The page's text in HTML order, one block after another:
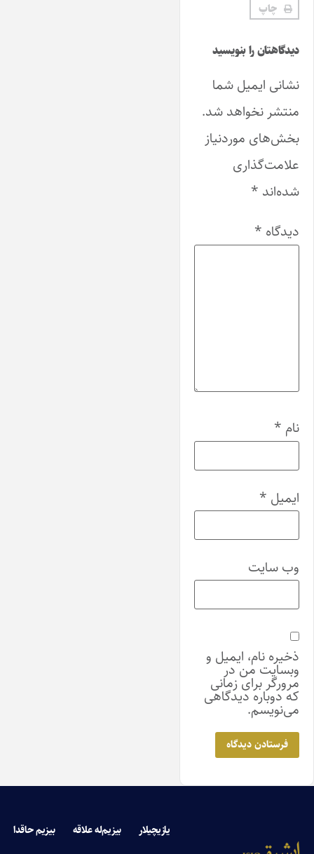
چاپ
دیدگاهتان را بنویسید
نشانی ایمیل شما
منتشر نخواهد شد.
بخش‌های موردنیاز
علامت‌گذاری
شده‌اند *
دیدگاه *
نام *
ایمیل *
وب‌ سایت
ذخیره نام، ایمیل و
وبسایت من در
مرورگر برای زمانی
که دوباره دیدگاهی
می‌نویسم.
یازیچیلار بیزیم‌له علاقه بیزیم حاقدا